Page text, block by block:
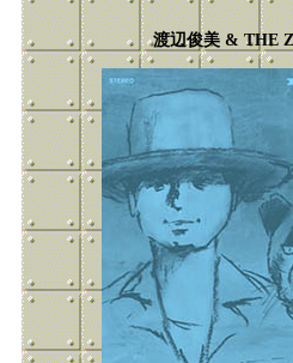
渡辺俊美 & THE